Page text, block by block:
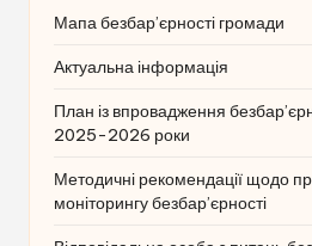
Мапа безбар’єрності громади
Актуальна інформація
План із впровадження
2025-2026 роки
Методичні рекомендації щодо
моніторингу безбар’єрності